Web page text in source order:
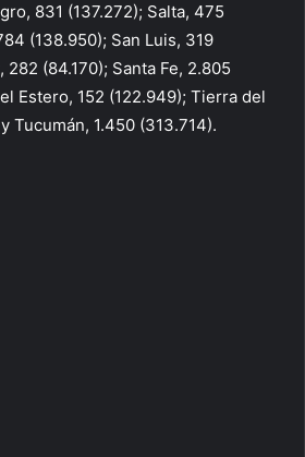
831 (137.272); Salta, 475
(138.950); San Luis, 319
282 (84.170); Santa Fe, 2.805
Estero, 152 (122.949); Tierra del
Tucumán, 1.450 (313.714).